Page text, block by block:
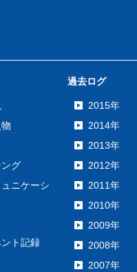
グ
ニケーシ
ト記録
過去ログ
2015年
2014年
2013年
2012年
2011年
2010年
2009年
2008年
2007年